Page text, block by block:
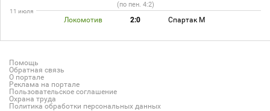
(по пен. 4:2)
11 июля
Локомотив 2:0 Спартак М
Помощь
Обратная связь
О портале
Реклама на портале
Пользовательское соглашение
Охрана труда
Политика обработки персональных данных